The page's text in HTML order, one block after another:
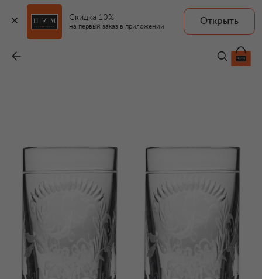
Скидка 10%
на первый заказ в приложении
Открыть
151 500 ₽